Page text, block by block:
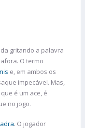
gritando a palavra
O termo
e, em ambos os
impecável. Mas,
é um ace, é
no jogo.
. O jogador